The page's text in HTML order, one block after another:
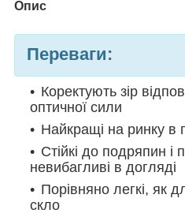
Опис
Переваги:
Коректують зір
оптичної сили
Найкращі на ринку в
Стійкі до подряпин і
невибагливі в догляді
Порівняно легкі, як
скло